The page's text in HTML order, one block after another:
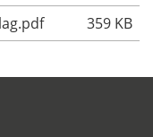
359 KB